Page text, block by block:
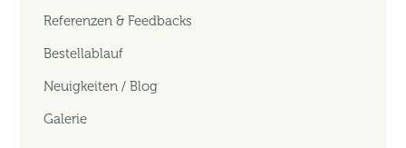
Referenzen & Feedbacks
Bestellablauf
Neuigkeiten / Blog
Galerie